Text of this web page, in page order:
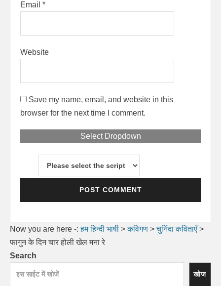
Email *
Website
Save my name, email, and website in this
browser for the next time I comment.
Select Dropdown
Now you are here -: हम हिन्दी भाषी >कविगण >चुनिंदा कविताएँ>
फागुन के दिन चार होली खेल मना रे
Search
खोज